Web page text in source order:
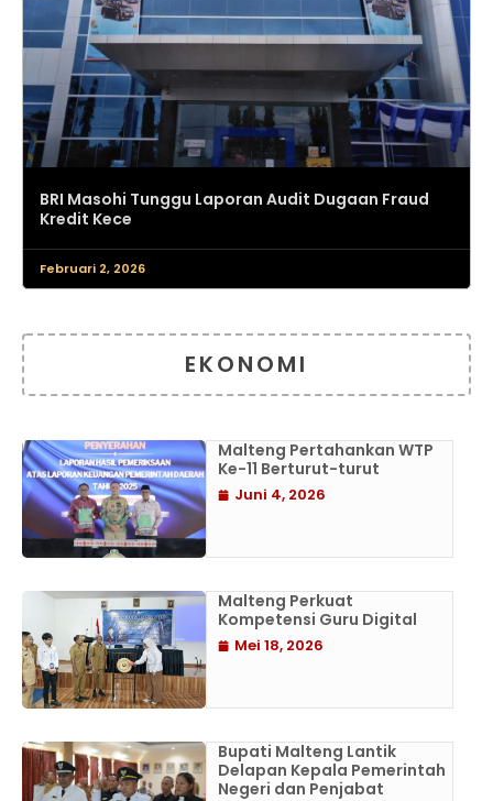
BRI Masohi Tunggu Laporan Audit Dugaan Fraud
Kredit Kece
Februari 2, 2026
EKONOMI
Malteng Pertahankan WTP
Ke-11 Berturut-turut
Juni 4, 2026
Malteng Perkuat
Kompetensi Guru Digital
Mei 18, 2026
Bupati Malteng Lantik
Delapan Kepala Pemerintah
Negeri dan Penjabat